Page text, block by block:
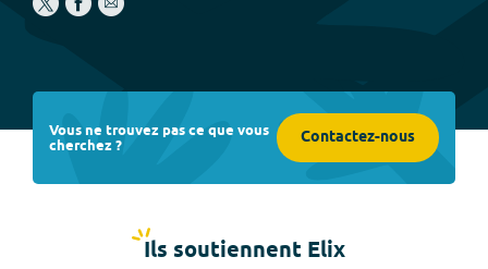
Vous ne trouvez pas ce que vous
cherchez ? Contactez-nous
Ils soutiennent Elix